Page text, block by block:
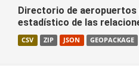
Directorio de aeropuertos
estadístico de las
CSV ZIP JSON GEOPACKAGE